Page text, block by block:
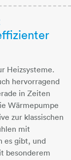
Heizsysteme.
hervorragend
in Zeiten
Wärmepumpe
zur klassischen
mit
es gibt, und
besonderem